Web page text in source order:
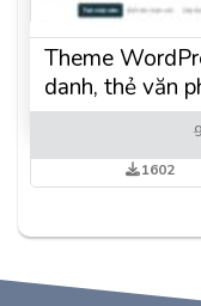
Theme
danh, thẻ văn
1602